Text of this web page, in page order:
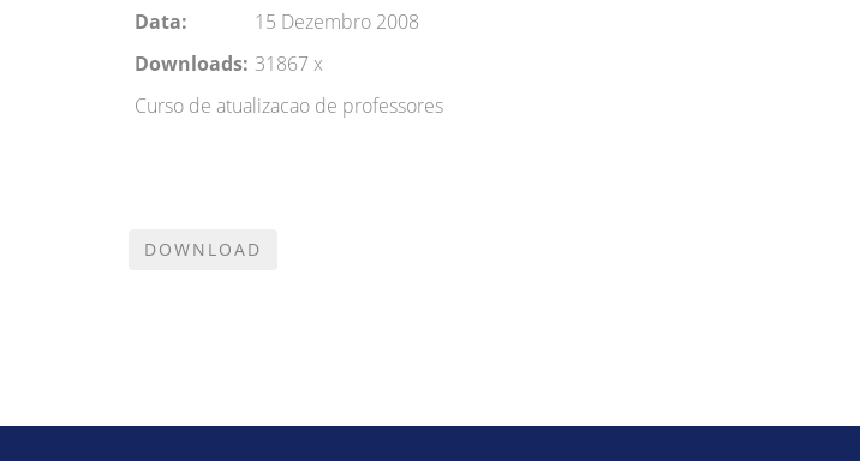
Data:
15 Dezembro 2008
Downloads: 31867 x
Curso de atualizacao de professores